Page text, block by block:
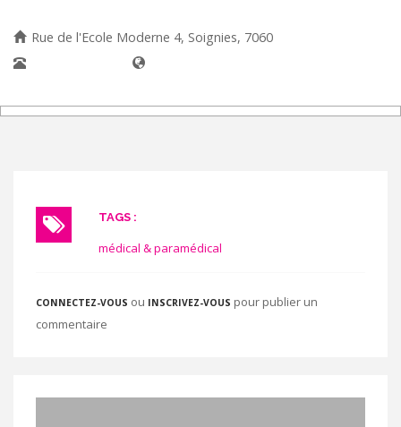
Rue de l'Ecole Moderne 4, Soignies, 7060
TAGS :
médical & paramédical
CONNECTEZ-VOUS ou INSCRIVEZ-VOUS pour publier un
commentaire